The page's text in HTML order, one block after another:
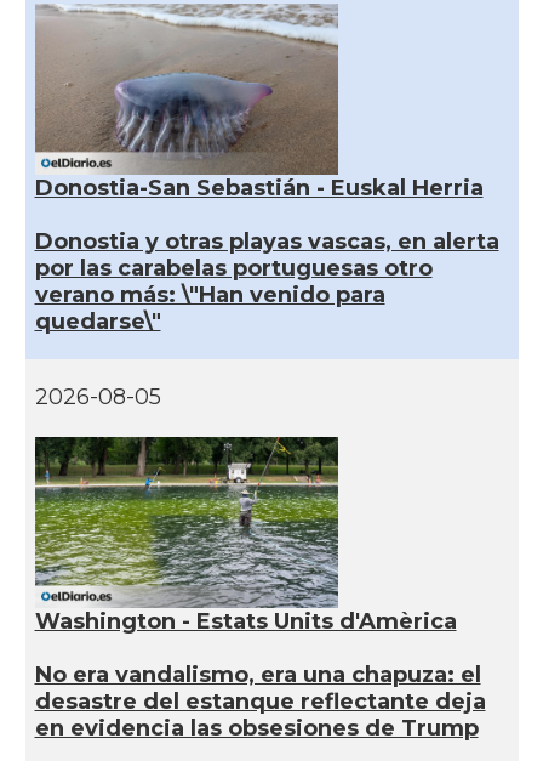
Donostia-San Sebastián - Euskal Herria
Donostia y otras playas vascas, en alerta
por las carabelas portuguesas otro
verano más: \"Han venido para
quedarse\"
2026-08-05
Washington - Estats Units d'Amèrica
No era vandalismo, era una chapuza: el
desastre del estanque reflectante deja
en evidencia las obsesiones de Trump